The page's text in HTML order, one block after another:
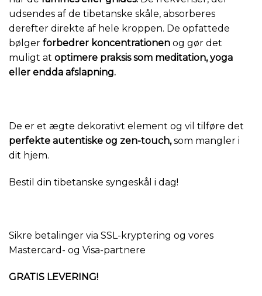
udsendes af de tibetanske skåle, absorberes
derefter direkte af hele kroppen. De opfattede
bølger forbedrer koncentrationen og gør det
muligt at optimere praksis som meditation, yoga
eller endda afslapning.
De er et ægte dekorativt element og vil tilføre det
perfekte autentiske og zen-touch,som mangler i
dit hjem.
Bestil din tibetanske syngeskål i dag!
Sikre betalinger via SSL-kryptering og vores
Mastercard- og Visa-partnere
GRATIS LEVERING!